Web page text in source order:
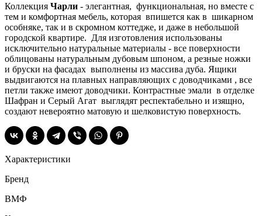
Коллекция Чарли - элегантная, функциональная, но вместе с
тем и комфортная мебель, которая впишется как в шикарном
особняке, так и в скромном коттедже, и даже в небольшой
городской квартире. Для изготовления использованы
исключительно натуральные материалы - все поверхности
облицованы натуральным дубовым шпоном, а резные ножки
и бруски на фасадах выполнены из массива дуба. Ящики
выдвигаются на плавных направляющих с доводчиками , все
петли также имеют доводчики. Контрастные эмали в отделке
Шафран и Серый Агат выглядят респектабельно и изящно,
создают невероятно матовую и шелковистую поверхность.
Характеристики
Бренд
ВМФ